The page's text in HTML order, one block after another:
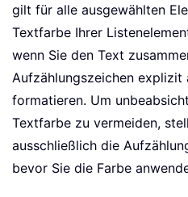
gilt für alle ausgewählten
Textfarbe Ihrer
wenn Sie den Text
Aufzählungszeichen explizit
formatieren. Um
Textfarbe zu vermeiden,
ausschließlich die
bevor Sie die Farbe